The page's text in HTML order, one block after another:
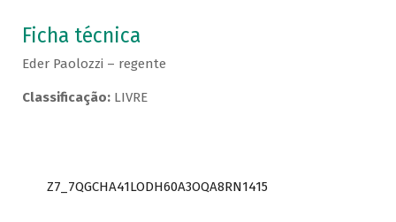
Ficha técnica
Eder Paolozzi – regente
Classificação:LIVRE
Z7_7QGCHA41LODH60A3OQA8RN1415